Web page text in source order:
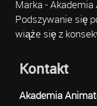
Marka -
Podszywanie się
wiąże się z
Kontakt
Akademia